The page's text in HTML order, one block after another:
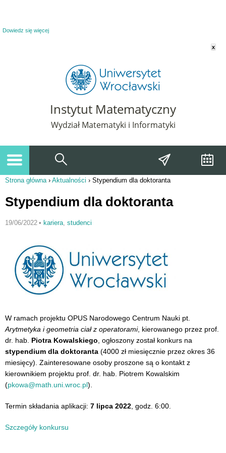
Dowiedz się więcej
x
Instytut Matematyczny
Wydział Matematyki i Informatyki
Strona główna› Aktualności › Stypendium dla doktoranta
Stypendium dla doktoranta
19/06/2022 • kariera, studenci
W ramach projektu OPUS Narodowego Centrum Nauki pt.
Arytmetyka i geometria ciał z operatorami, kierowanego przez prof.
dr. hab. Piotra Kowalskiego, ogłoszony został konkurs na
stypendium dla doktoranta (4000 zł miesięcznie przez okres 36
miesięcy). Zainteresowane osoby proszone są o kontakt z
kierownikiem projektu prof. dr. hab. Piotrem Kowalskim
(pkowa@math.uni.wroc.pl).
Termin składania aplikacji: 7 lipca 2022 , godz. 6:00.
Szczegóły konkursu